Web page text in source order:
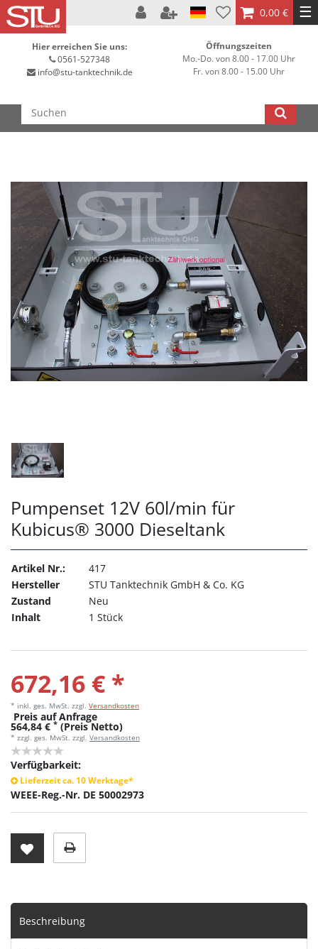
0,00 € ☰
Hier erreichen Sie uns:
0561-527348
info@stu-tanktechnik.de
Öffnungszeiten
Mo.-Do. von 8.00 - 17.00 Uhr
Fr. von 8.00 - 15.00 Uhr
Pumpenset 12V 60l/min für
Kubicus® 3000 Dieseltank
Artikel Nr.:
417
Hersteller
STU Tanktechnik GmbH & Co. KG
Zustand
Neu
Inhalt
1 Stück
672,16 € *
* inkl. ges. MwSt. zzgl. Versandkosten
Preis auf Anfrage
564,84 € * (Preis Netto)
* zzgl. ges. MwSt. zzgl. Versandkosten
Verfügbarkeit:
Lieferzeit ca. 10 Werktage*
WEEE-Reg.-Nr. DE 50002973
Beschreibung